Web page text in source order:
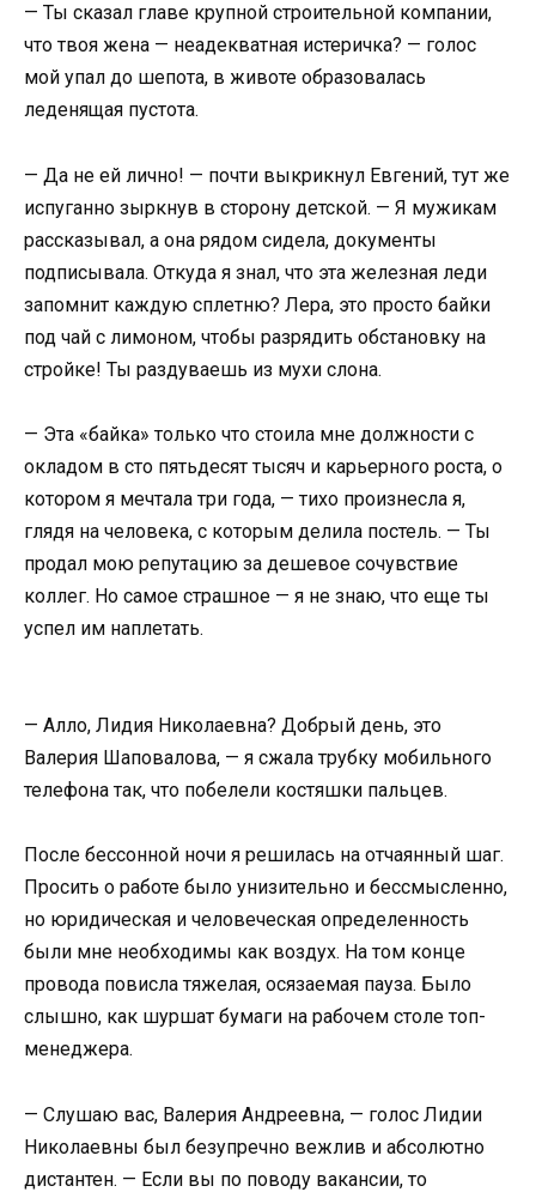
— Ты сказал главе крупной строительной компании,
что твоя жена — неадекватная истеричка? — голос
мой упал до шепота, в животе образовалась
леденящая пустота.
— Да не ей лично! — почти выкрикнул Евгений, тут же
испуганно зыркнув в сторону детской. — Я мужикам
рассказывал, а она рядом сидела, документы
подписывала. Откуда я знал, что эта железная леди
запомнит каждую сплетню? Лера, это просто байки
под чай с лимоном, чтобы разрядить обстановку на
стройке! Ты раздуваешь из мухи слона.
— Эта «байка» только что стоила мне должности с
окладом в сто пятьдесят тысяч и карьерного роста, о
котором я мечтала три года, — тихо произнесла я,
глядя на человека, с которым делила постель. — Ты
продал мою репутацию за дешевое сочувствие
коллег. Но самое страшное — я не знаю, что еще ты
успел им наплетать.
— Алло, Лидия Николаевна? Добрый день, это
Валерия Шаповалова, — я сжала трубку мобильного
телефона так, что побелели костяшки пальцев.
После бессонной ночи я решилась на отчаянный шаг.
Просить о работе было унизительно и бессмысленно,
но юридическая и человеческая определенность
были мне необходимы как воздух. На том конце
провода повисла тяжелая, осязаемая пауза. Было
слышно, как шуршат бумаги на рабочем столе топ-
менеджера.
— Слушаю вас, Валерия Андреевна, — голос Лидии
Николаевны был безупречно вежлив и абсолютно
дистантен. — Если вы по поводу вакансии, то